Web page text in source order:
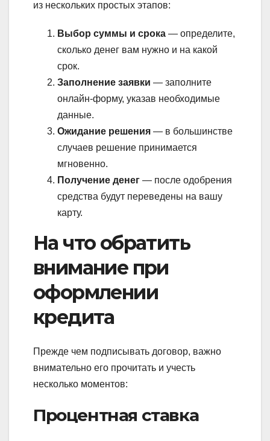
из нескольких простых этапов:
Выбор суммы и срока — определите,
сколько денег вам нужно и на какой
срок.
Заполнение заявки — заполните
онлайн-форму, указав необходимые
данные.
Ожидание решения — в большинстве
случаев решение принимается
мгновенно.
Получение денег — после одобрения
средства будут переведены на вашу
карту.
На что обратить
внимание при
оформлении
кредита
Прежде чем подписывать договор, важно
внимательно его прочитать и учесть
несколько моментов:
Процентная ставка